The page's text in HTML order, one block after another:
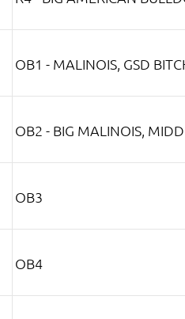
OB1 - MALINOIS, GSD
OB2 - BIG MALINOIS,
OB3
OB4